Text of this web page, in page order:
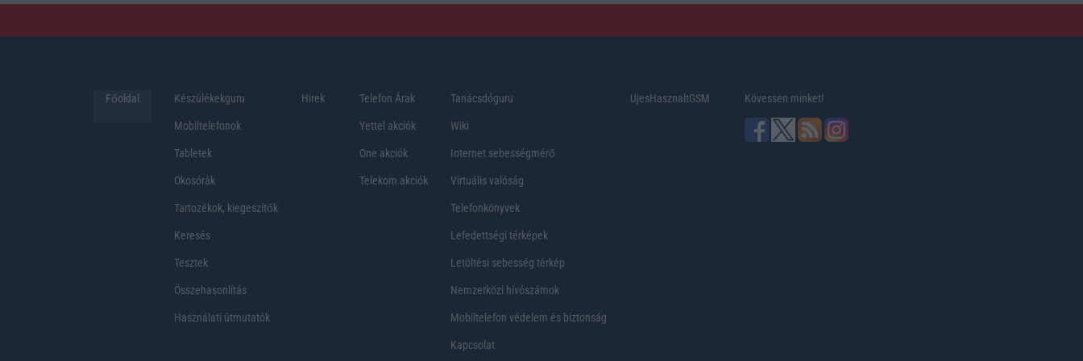
Főoldal Készülékekguru
Mobiltelefonok
Tabletek
Okosórák
Tartozékok, kiegeszítők
Keresés
Tesztek
Összehasonlítás
Használati útmutatók
Hirek Telefon Árak
Yettel akciók
One akciók
Telekom akciók
Tanácsdóguru
Wiki
Internet sebességmérő
Virtuális valóság
Telefonkönyvek
Lefedettségi térképek
Letöltési sebesség térkép
Nemzetközi hívószámok
Mobiltelefon védelem és biztonság
Kapcsolat
UjesHasznaltGSM Kövessen minket!